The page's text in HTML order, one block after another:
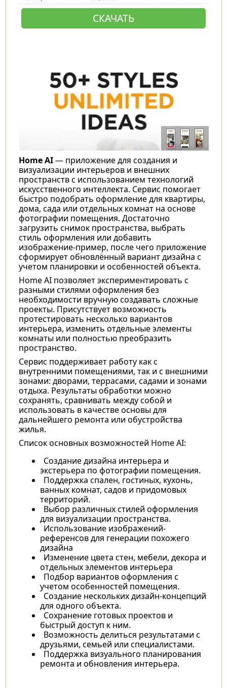
СКАЧАТЬ
Home AI— приложение для создания и
визуализации интерьеров и внешних
пространств с использованием технологий
искусственного интеллекта. Сервис помогает
быстро подобрать оформление для квартиры,
дома, сада или отдельных комнат на основе
фотографии помещения. Достаточно
загрузить снимок пространства, выбрать
стиль оформления или добавить
изображение-пример, после чего приложение
сформирует обновлённый вариант дизайна с
учетом планировки и особенностей объекта.
Home AI позволяет экспериментировать с
разными стилями оформления без
необходимости вручную создавать сложные
проекты. Присутствует возможность
протестировать несколько вариантов
интерьера, изменить отдельные элементы
комнаты или полностью преобразить
пространство.
Сервис поддерживает работу как с
внутренними помещениями, так и с внешними
зонами: дворами, террасами, садами и зонами
отдыха. Результаты обработки можно
сохранять, сравнивать между собой и
использовать в качестве основы для
дальнейшего ремонта или обустройства
жилья.
Список основных возможностей Home AI:
Создание дизайна интерьера и
экстерьера по фотографии помещения.
Поддержка спален, гостиных, кухонь,
ванных комнат, садов и придомовых
территорий.
Выбор различных стилей оформления
для визуализации пространства.
Использование изображений-
референсов для генерации похожего
дизайна
Изменение цвета стен, мебели, декора и
отдельных элементов интерьера
Подбор вариантов оформления с
учетом особенностей помещения.
Создание нескольких дизайн-концепций
для одного объекта.
Сохранение готовых проектов и
быстрый доступ к ним.
Возможность делиться результатами с
друзьями, семьей или специалистами.
Поддержка визуального планирования
ремонта и обновления интерьера.